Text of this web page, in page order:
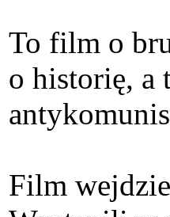
To film o
o historię, a
Film